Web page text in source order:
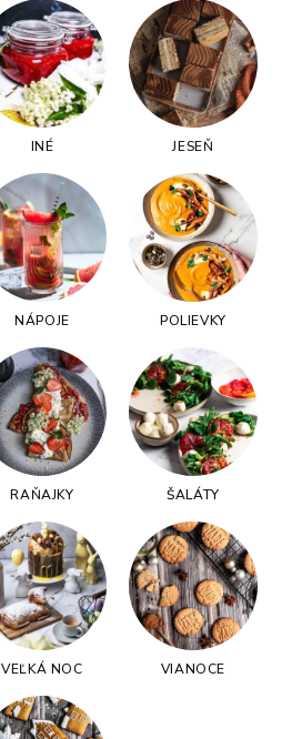
INÉ JESEŇ
NÁPOJE POLIEVKY
RAŇAJKY ŠALÁTY
VEĽKÁ NOC VIANOCE